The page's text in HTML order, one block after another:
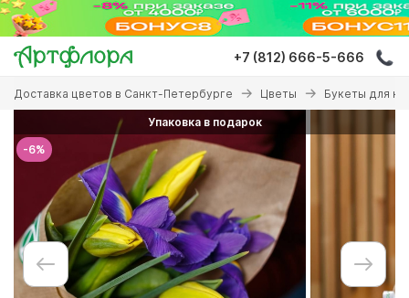
Перейти
основному
содержанию
+7 (812) 666-5-666
Вы
здесь
Доставка цветов в Санкт-Петербурге Цветы Букеты для
-6%
Упаковка в подарок